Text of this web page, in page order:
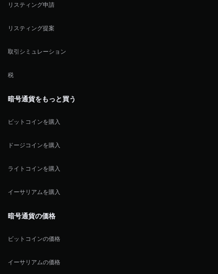
リスティング申請
リスティング提案
取引シミュレーション
税
暗号通貨をもっと買う
ビットコインを購入
ドージコインを購入
ライトコインを購入
イーサリアムを購入
暗号通貨の価格
ビットコインの価格
イーサリアムの価格